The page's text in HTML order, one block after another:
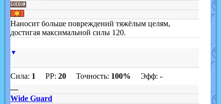
Наносит больше повреждений тяжёлым целям,
достигая максимальной силы 120.
▼
Сила: 1 PP: 20Точность: 100% Эфф: -
—
Wide Guard